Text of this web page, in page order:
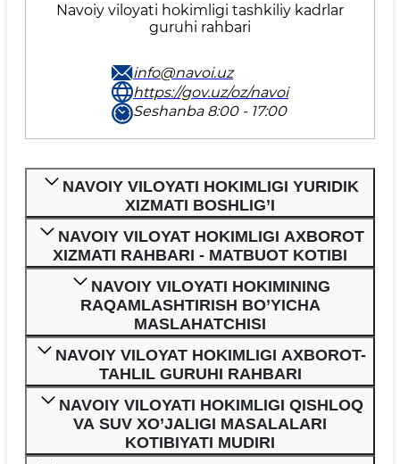
Navoiy viloyati hokimligi tashkiliy kadrlar
guruhi rahbari
info@navoi.uz
https://gov.uz/oz/navoi
Seshanba 8:00 - 17:00
NAVOIY VILOYATI HOKIMLIGI YURIDIK
XIZMATI BOSHLIG’I
NAVOIY VILOYAT HOKIMLIGI AXBOROT
XIZMATI RAHBARI - MATBUOT KOTIBI
NAVOIY VILOYATI HOKIMINING
RAQAMLASHTIRISH BO’YICHA
MASLAHATCHISI
NAVOIY VILOYAT HOKIMLIGI AXBOROT-
TAHLIL GURUHI RAHBARI
NAVOIY VILOYATI HOKIMLIGI QISHLOQ
VA SUV XO’JALIGI MASALALARI
KOTIBIYATI MUDIRI